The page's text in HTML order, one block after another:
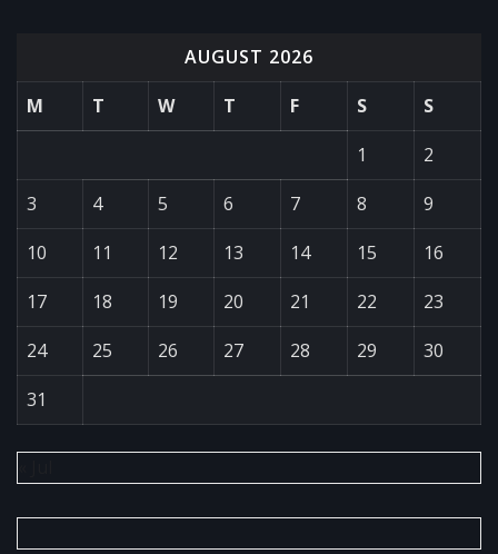
AUGUST 2026
M
T W T F S
S
1
2
3
4 5 6 7 8
9
10
11 12 13 14 15
16
17
18 19 20 21 22
23
24
25 26 27 28 29
30
31